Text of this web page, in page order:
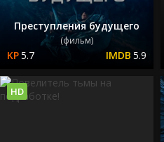
Преступления будущего
(фильм)
5.7 5.9
HD